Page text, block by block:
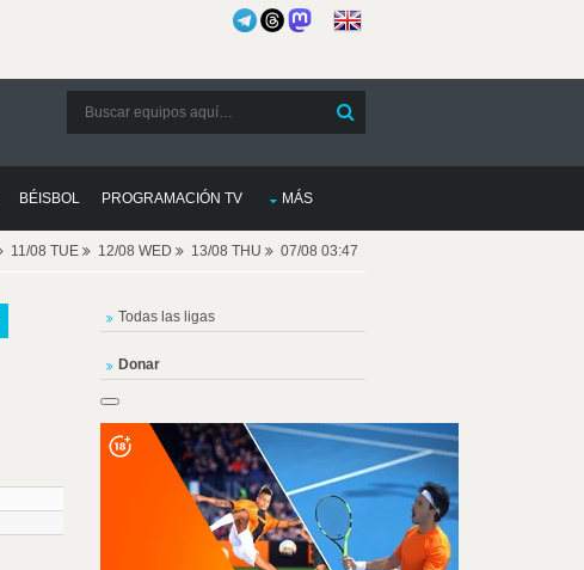
BÉISBOL PROGRAMACIÓN TV MÁS
11/08 TUE 12/08 WED 13/08 THU 07/08 03:47
Todas las ligas
Donar